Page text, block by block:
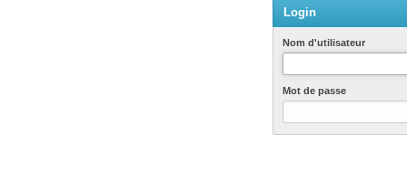
Login
Nom d'utilisateur
Mot de passe